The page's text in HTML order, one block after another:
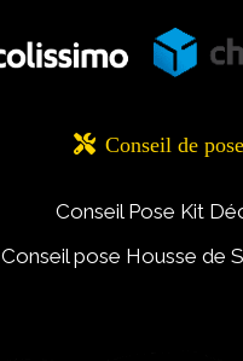
 Conseil de pose
Conseil Pose Kit
Conseil pose Housse de